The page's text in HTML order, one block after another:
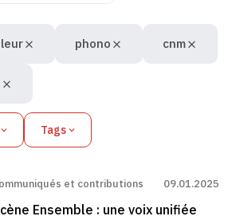
Tags
phono cnm
et contributions 09.01.2025
Ensemble : une voix unifiée